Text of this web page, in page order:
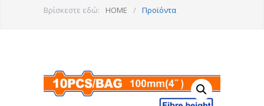
Βρίσκεστε εδώ: HOME / Προϊόντα